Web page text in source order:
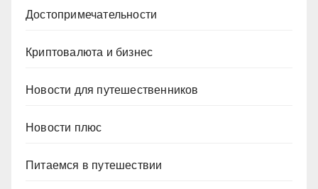
Достопримечательности
Криптовалюта и бизнес
Новости для путешественников
Новости плюс
Питаемся в путешествии